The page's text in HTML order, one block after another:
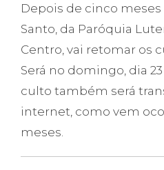
Depois de cinco
Santo, da Paróquia
Centro, vai retomar os
Será no domingo, dia
culto também será
internet, como vem
meses.